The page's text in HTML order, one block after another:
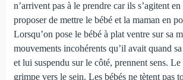
n’arrivent pas à le prendre car ils s’agitent en
proposer de mettre le bébé et la maman en
Lorsqu’on pose le bébé à plat ventre sur sa
mouvements incohérents qu’il avait quand
et lui suspendu sur le côté, prennent sens. Le
grimpe vers le sein. Les bébés ne tètent pas